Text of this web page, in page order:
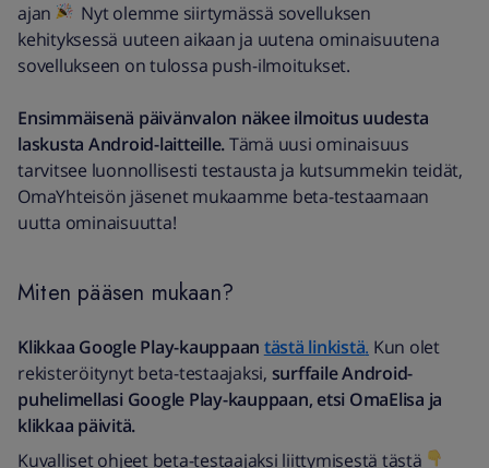
ajan
Nyt olemme siirtymässä sovelluksen
kehityksessä uuteen aikaan ja uutena ominaisuutena
sovellukseen on tulossa push-ilmoitukset.
Ensimmäisenä päivänvalon näkee ilmoitus uudesta
laskusta Android-laitteille.Tämä uusi ominaisuus
tarvitsee luonnollisesti testausta ja kutsummekin teidät,
OmaYhteisön jäsenet mukaamme beta-testaamaan
uutta ominaisuutta!
Miten pääsen mukaan?
Klikkaa Google Play-kauppaan tästä linkistä. Kun olet
rekisteröitynyt beta-testaajaksi, surffaile Android-
puhelimellasi Google Play-kauppaan, etsi OmaElisa ja
klikkaa päivitä.
Kuvalliset ohjeet beta-testaajaksi liittymisestä tästä